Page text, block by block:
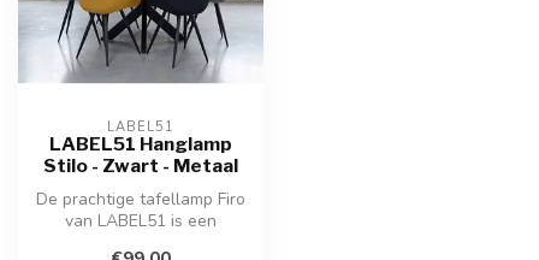
LABEL51
LABEL51 Hanglamp
Stilo - Zwart - Metaal
De prachtige tafellamp Firo
van LABEL51 is een